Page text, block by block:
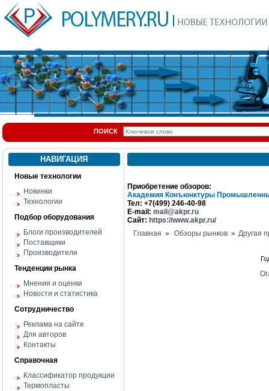
ПОИСК
НАВИГАЦИЯ
Новые технологии
Новинки
Технологии
Подбор оборудования
Блоги производителей
Поставщики
Производители
Тенденции рынка
Мнения и оценки
Новости и статистика
Сотрудничество
Реклама на сайте
Для авторов
Контакты
Справочная
Классификатор продукции
Термопласты
Приобретение обзоров:
Академия Конъюнктуры
Тел: +7(499) 246-40-98
E-mail: mail@akpr.ru
Сайт: https://www.akpr.ru/
Главная > Обзоры рынков > Другая